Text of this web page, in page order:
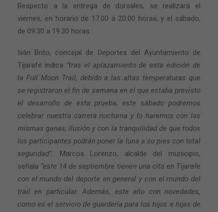
Respecto a la entrega de dorsales, se realizará el
viernes, en horario de 17:00 a 20:00 horas, y el sábado,
de 09:30 a 19:30 horas.
Iván Brito, concejal de Deportes del Ayuntamiento de
Tijarafe indica “tras el aplazamiento de esta edición de
la Full Moon Trail, debido a las altas temperaturas que
se registraron el fin de semana en el que estaba previsto
el desarrollo de esta prueba, este sábado podremos
celebrar nuestra carrera nocturna y lo haremos con las
mismas ganas, ilusión y con la tranquilidad de que todos
los participantes podrán poner la luna a su pies con total
seguridad”. Marcos Lorenzo, alcalde del municipio,
señala “este 14 de septiembre tienen una cita en Tijarafe
con el mundo del deporte en general y con el mundo del
trail en particular. Además, este año con novedades,
como es el servicio de guardería para los hijos e hijas de